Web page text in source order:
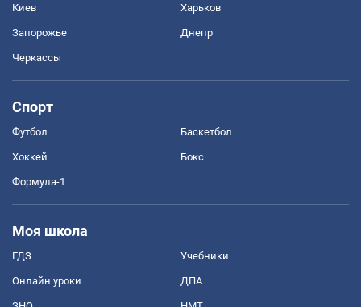
Киев Харьков
Запорожье Днепр
Черкассы
Спорт
Футбол Баскетбол
Хоккей Бокс
Формула-1
Моя школа
ГДЗ Учебники
Онлайн уроки ДПА